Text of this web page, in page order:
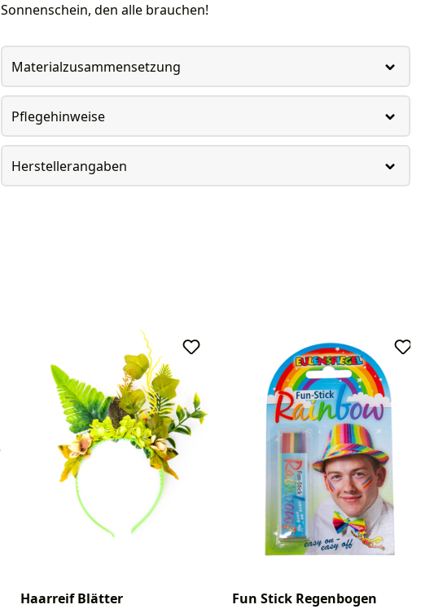
Sonnenschein, den alle brauchen!
Materialzusammensetzung
Pflegehinweise
Herstellerangaben
Haarreif Blätter
Fun Stick Regenbogen